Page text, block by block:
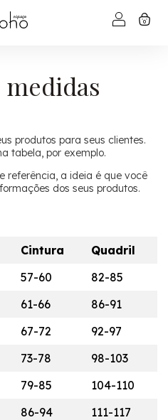
0
medidas
produtos para seus clientes.
tabela, por exemplo.
referência, a ideia é que você
dos seus produtos.
Cintura
Quadril
57-60
82-85
61-66
86-91
67-72
92-97
73-78
98-103
79-85
104-110
86-94
111-117